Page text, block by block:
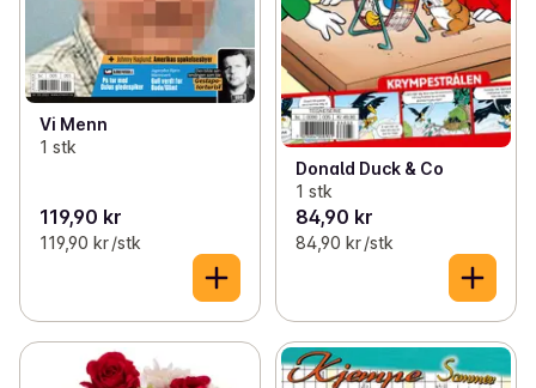
Vi Menn
1 stk
119,90 kr
119,90 kr /stk
Donald Duck & Co
1 stk
84,90 kr
84,90 kr /stk